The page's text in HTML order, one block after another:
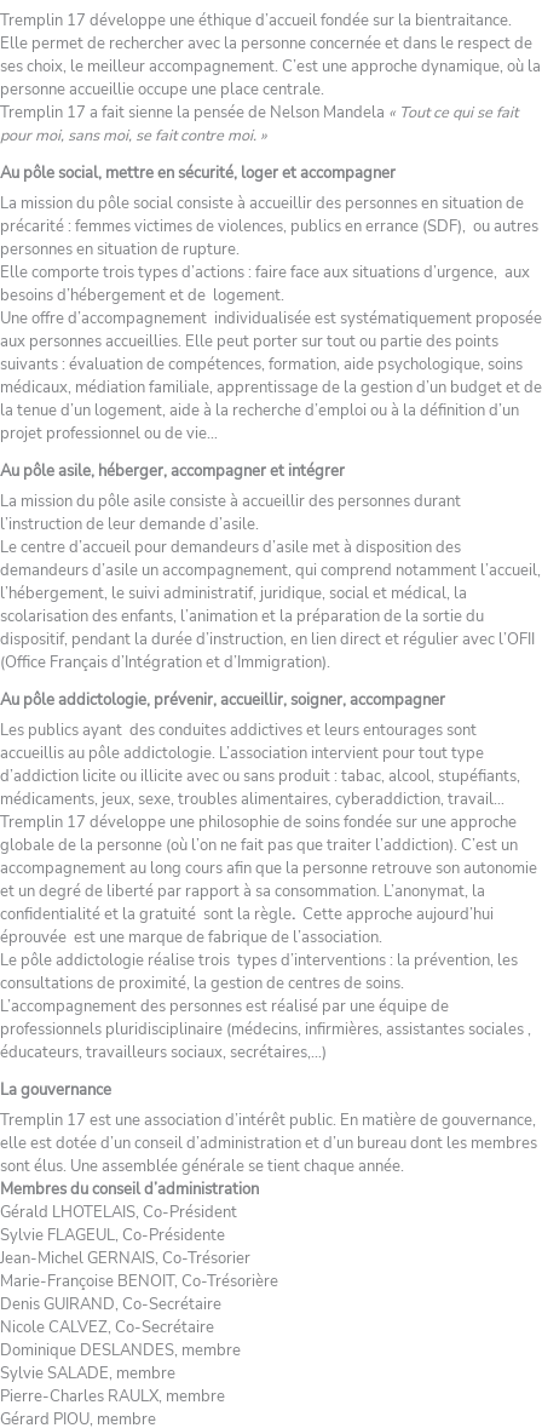
Tremplin 17 développe une éthique d’accueil fondée sur la bientraitance.
Elle permet de rechercher avec la personne concernée et dans le respect de
ses choix, le meilleur accompagnement. C’est une approche dynamique, où la
personne accueillie occupe une place centrale.
Tremplin 17 a fait sienne la pensée de Nelson Mandela « Tout ce qui se fait
pour moi, sans moi, se fait contre moi. »
Au pôle social, mettre en sécurité, loger et accompagner
La mission du pôle social consiste à accueillir des personnes en situation de
précarité : femmes victimes de violences, publics en errance (SDF), ou autres
personnes en situation de rupture.
Elle comporte trois types d’actions : faire face aux situations d’urgence, aux
besoins d’hébergement et de logement.
Une offre d’accompagnement individualisée est systématiquement proposée
aux personnes accueillies. Elle peut porter sur tout ou partie des points
suivants : évaluation de compétences, formation, aide psychologique, soins
médicaux, médiation familiale, apprentissage de la gestion d’un budget et de
la tenue d’un logement, aide à la recherche d’emploi ou à la définition d’un
projet professionnel ou de vie…
Au pôle asile, héberger, accompagner et intégrer
La mission du pôle asile consiste à accueillir des personnes durant
l’instruction de leur demande d’asile.
Le centre d’accueil pour demandeurs d’asile met à disposition des
demandeurs d’asile un accompagnement, qui comprend notamment l’accueil,
l’hébergement, le suivi administratif, juridique, social et médical, la
scolarisation des enfants, l’animation et la préparation de la sortie du
dispositif, pendant la durée d’instruction, en lien direct et régulier avec l’OFII
(Office Français d’Intégration et d’Immigration).
Au pôle addictologie, prévenir, accueillir, soigner, accompagner
Les publics ayant des conduites addictives et leurs entourages sont
accueillis au pôle addictologie. L’association intervient pour tout type
d’addiction licite ou illicite avec ou sans produit : tabac, alcool, stupéfiants,
médicaments, jeux, sexe, troubles alimentaires, cyberaddiction, travail…
Tremplin 17 développe une philosophie de soins fondée sur une approche
globale de la personne (où l’on ne fait pas que traiter l’addiction). C’est un
accompagnement au long cours afin que la personne retrouve son autonomie
et un degré de liberté par rapport à sa consommation. L’anonymat, la
confidentialité et la gratuité sont la règle. Cette approche aujourd’hui
éprouvée est une marque de fabrique de l’association.
Le pôle addictologie réalise trois types d’interventions : la prévention, les
consultations de proximité, la gestion de centres de soins.
L’accompagnement des personnes est réalisé par une équipe de
professionnels pluridisciplinaire (médecins, infirmières, assistantes sociales ,
éducateurs, travailleurs sociaux, secrétaires,…)
La gouvernance
Tremplin 17 est une association d’intérêt public. En matière de gouvernance,
elle est dotée d’un conseil d’administration et d’un bureau dont les membres
sont élus. Une assemblée générale se tient chaque année.
Membres du conseil d’administration
Gérald LHOTELAIS, Co-Président
Sylvie FLAGEUL, Co-Présidente
Jean-Michel GERNAIS, Co-Trésorier
Marie-Françoise BENOIT, Co-Trésorière
Denis GUIRAND, Co-Secrétaire
Nicole CALVEZ, Co-Secrétaire
Dominique DESLANDES, membre
Sylvie SALADE, membre
Pierre-Charles RAULX, membre
Gérard PIOU, membre